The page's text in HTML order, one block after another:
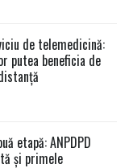
de telemedicină:
putea beneficia de
etapă: ANPDPD
și primele